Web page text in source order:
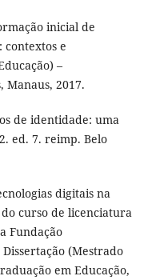
inicial de
contextos e
–
Manaus, 2017.
de identidade: uma
ed. 7. reimp. Belo
digitais na
curso de licenciatura
Fundação
(Mestrado
em Educação,